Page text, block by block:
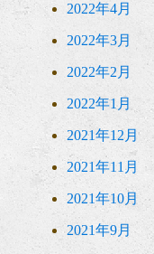
2022年4月
2022年3月
2022年2月
2022年1月
2021年12月
2021年11月
2021年10月
2021年9月